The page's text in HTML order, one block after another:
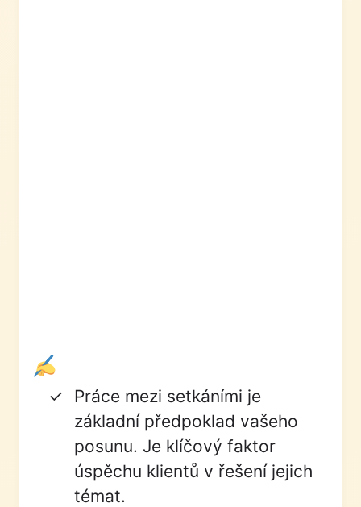
Práce mezi setkáními je
základní předpoklad vašeho
posunu. Je klíčový faktor
úspěchu klientů v řešení jejich
témat.